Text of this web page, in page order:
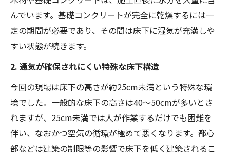
んでいます。基礎コンクリートが完全に乾燥するには一
定の期間が必要であり、その間は床下に湿気が充満しや
すい状態が続きます。
2. 通気が確保されにくい特殊な床下構造
今回の現場は床下の高さが約25cm未満という特殊な環
境でした。一般的な床下の高さは40〜50cmが多いとさ
れますが、25cm未満では人が作業するだけでも困難を
伴い、なおかつ空気の循環が極めて悪くなります。都心
部などは建築の制限等の影響で床下を低く建築されるこ